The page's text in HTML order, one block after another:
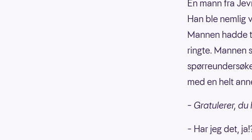
En mann fra
Han ble nemlig
Mannen hadde
ringte. Mannen
med en helt
– Gratulerer,
– Har jeg det,